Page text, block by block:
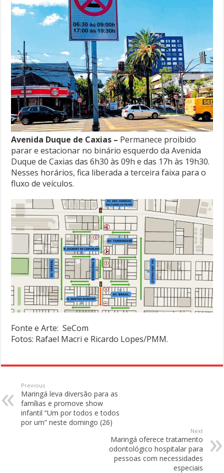
Avenida Duque de Caxias – Permanece proibido
parar e estacionar no binário esquerdo da Avenida
Duque de Caxias das 6h30 às 09h e das 17h às 19h30.
Nesses horários, fica liberada a terceira faixa para o
fluxo de veículos.
Fonte e Arte: SeCom
Fotos: Rafael Macri e Ricardo Lopes/PMM.
Previous
Maringá leva diversão para as
famílias e promove show
infantil “Um por todos e todos
por um” neste domingo (26)
Next
Maringá oferece tratamento
odontológico hospitalar para
pessoas com necessidades
especiais